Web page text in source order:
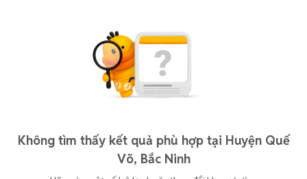
Không tìm thấy kết quả phù hợp tại Huyện Quế
Võ, Bắc Ninh